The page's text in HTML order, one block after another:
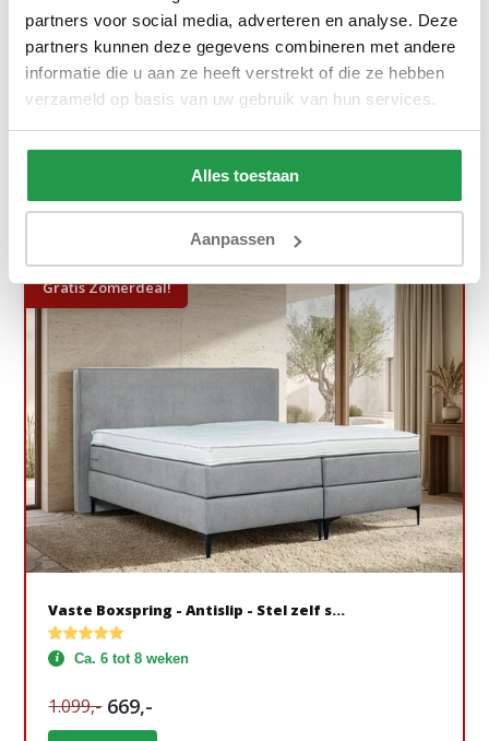
partners voor social media, adverteren en analyse. Deze
partners kunnen deze gegevens combineren met andere
informatie die u aan ze heeft verstrekt of die ze hebben
verzameld op basis van uw gebruik van hun services.
Alles toestaan
Aanpassen
Elek. Boxspring Delux - Antislip - Stel ...
Ca. 6 tot 8 weken
Gratis Zomerdeal!
Vaste Boxspring - Antislip - Stel zelf s...
Ca. 6 tot 8 weken
1.099,- 669,-